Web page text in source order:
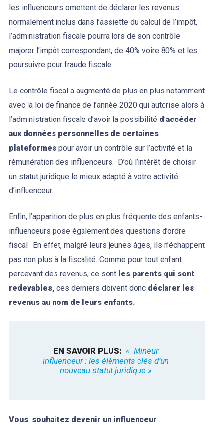
les influenceurs omettent de déclarer les revenus
normalement inclus dans l’assiette du calcul de l’impôt,
l’administration fiscale pourra lors de son contrôle
majorer l’impôt correspondant, de 40% voire 80% et les
poursuivre pour fraude fiscale.
Le contrôle fiscal a augmenté de plus en plus notamment
avec la loi de finance de l’année 2020 qui autorise alors à
l’administration fiscale d’avoir la possibilité d’accéder
aux données personnelles de certaines
plateformespour avoir un contrôle sur l’activité et la
rémunération des influenceurs. D’où l’intérêt de choisir
un statut juridique le mieux adapté à votre activité
d’influenceur.
Enfin, l’apparition de plus en plus fréquente des enfants-
influenceurs pose également des questions d’ordre
fiscal. En effet, malgré leurs jeunes âges, ils n’échappent
pas non plus à la fiscalité. Comme pour tout enfant
percevant des revenus, ce sont les parents qui sont
redevables, ces derniers doivent donc déclarer les
revenus au nom de leurs enfants.
EN SAVOIR PLUS: «  Mineur
influenceur : les éléments clés d’un
nouveau statut juridique »
Vous souhaitez devenir un influenceur